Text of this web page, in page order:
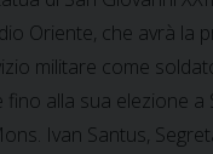
Oriente, che avrà la
militare come
alla sua elezione
Ivan Santus,